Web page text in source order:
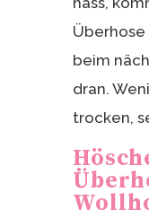
beim
dran.
trocken,